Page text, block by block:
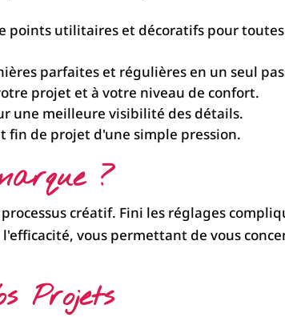
points utilitaires et décoratifs pour
parfaites et régulières en un seul
projet et à votre niveau de confort.
une meilleure visibilité des détails.
fin de projet d'une simple pression.
?
créatif. Fini les réglages
vous permettant de vous
Projets